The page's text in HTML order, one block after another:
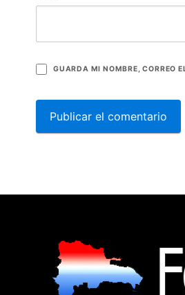
GUARDA MI NOMBRE, CORREO